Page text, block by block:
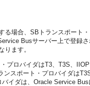
る場合、SBトランスポート
Busサーバー上で登録
ります。
プロバイダはT3、T3S、
スポート・プロバイダは
イダは、Oracle Service